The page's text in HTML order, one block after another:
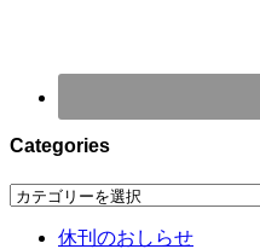
Categories
Categories
休刊のおしらせ